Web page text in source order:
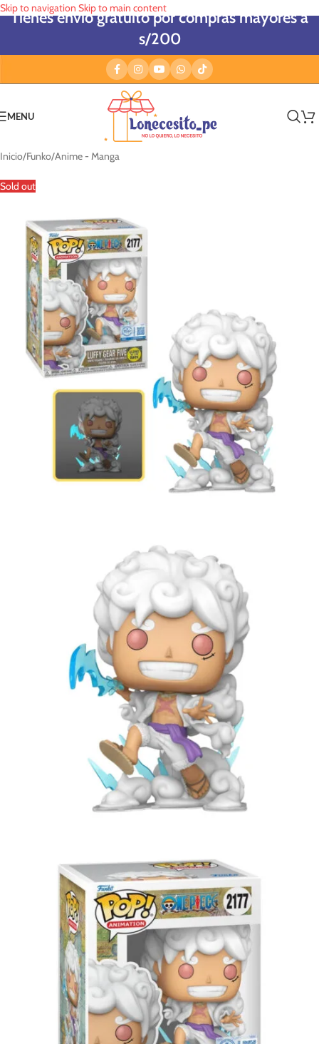
Skip to navigation Skip to main content
Tienes envío gratuito por compras mayores a
s/200
MENU
Inicio/Funko/Anime - Manga
Sold out